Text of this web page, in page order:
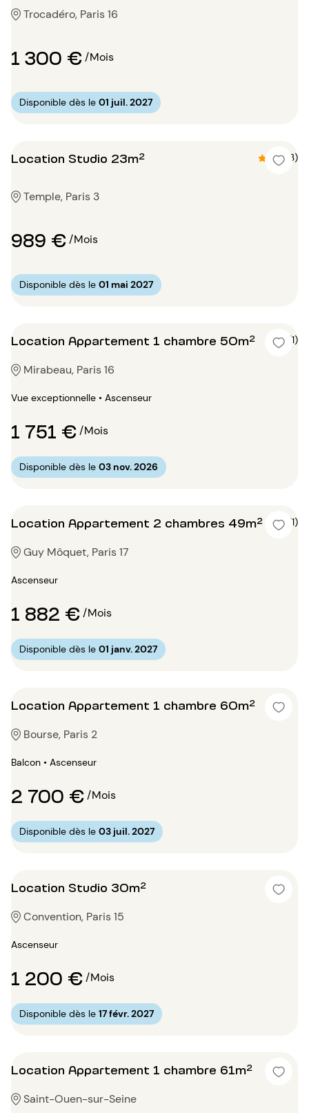
Trocadéro, Paris 16
1 300 €/Mois
Disponible dès le 01 juil. 2027
Location Studio 23m² 4.7 (3)
Temple, Paris 3
989 €/Mois
Disponible dès le 01 mai 2027
Location Appartement 1 chambre 50m² 5 (1)
Mirabeau, Paris 16
Vue exceptionnelle • Ascenseur
1 751 €/Mois
Disponible dès le 03 nov. 2026
Location Appartement 2 chambres 49m² 5 (1)
Guy Môquet, Paris 17
Ascenseur
1 882 €/Mois
Disponible dès le 01 janv. 2027
Location Appartement 1 chambre 60m²
Bourse, Paris 2
Balcon • Ascenseur
2 700 €/Mois
Disponible dès le 03 juil. 2027
Location Studio 30m²
Convention, Paris 15
Ascenseur
1 200 €/Mois
Disponible dès le 17 févr. 2027
Location Appartement 1 chambre 61m²
Saint-Ouen-sur-Seine